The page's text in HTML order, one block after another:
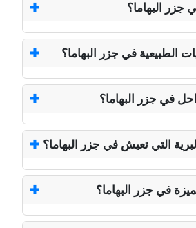
البهاما؟
الطبيعية في جزر البهاما؟
في جزر البهاما؟
التي تعيش في جزر البهاما؟
في جزر البهاما؟